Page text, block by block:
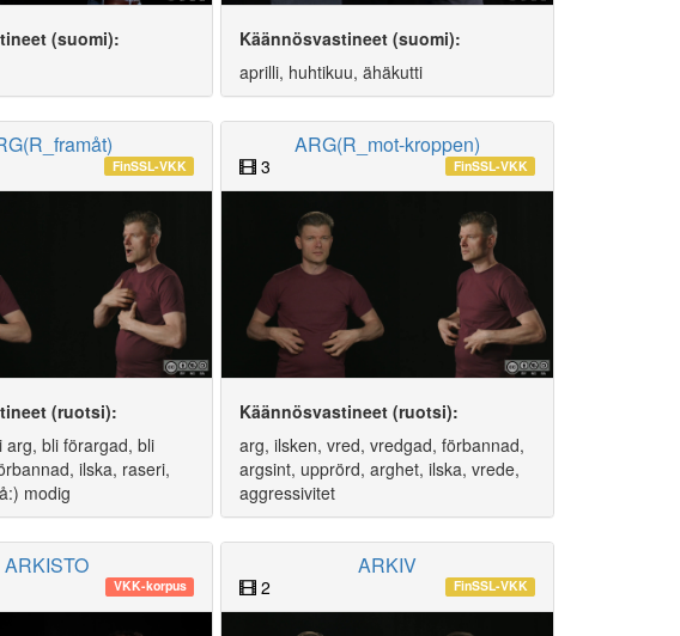
(suomi):
Käännösvastineet (suomi):
aprilli, huhtikuu, ähäkutti
FinSSL-VKK
(ruotsi):
arg, bli förargad, bli
ilska, raseri,
modig
ARG(R_mot-kroppen)
3 FinSSL-VKK
Käännösvastineet (ruotsi):
arg, ilsken, vred, vredgad, förbannad,
argsint, upprörd, arghet, ilska, vrede,
aggressivitet
ARKISTO
VKK-korpus
ARKIV
2 FinSSL-VKK